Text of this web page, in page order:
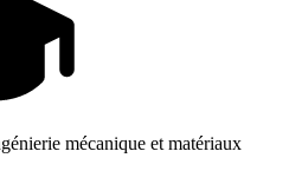
mécanique et matériaux